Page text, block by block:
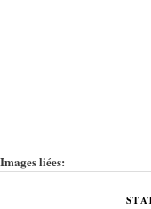
Images liées: